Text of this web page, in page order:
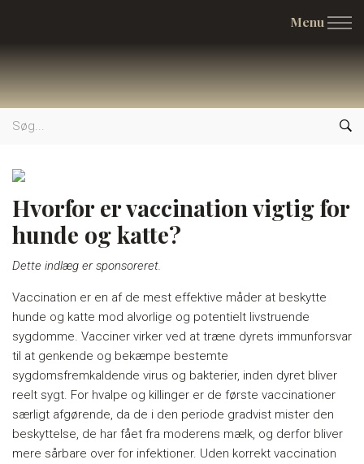
Menu
Hvorfor er vaccination vigtig for
hunde og katte?
Dette indlæg er sponsoreret.
Vaccination er en af de mest effektive måder at beskytte
hunde og katte mod alvorlige og potentielt livstruende
sygdomme. Vacciner virker ved at træne dyrets immunforsvar
til at genkende og bekæmpe bestemte
sygdomsfremkaldende virus og bakterier, inden dyret bliver
reelt sygt. For hvalpe og killinger er de første vaccinationer
særligt afgørende, da de i den periode gradvist mister den
beskyttelse, de har fået fra moderens mælk, og derfor bliver
mere sårbare over for infektioner. Uden korrekt vaccination